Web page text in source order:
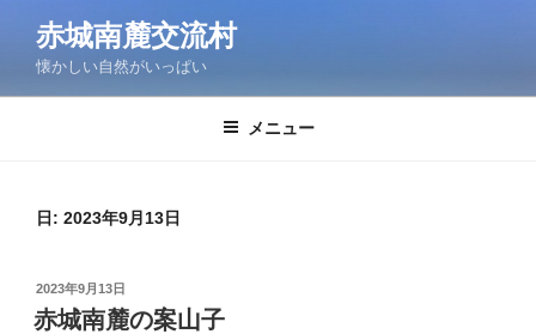
ン
赤城南麓交流村
懐かしい自然がいっぱい
メニュー
日: 2023年9月13日
投
稿
日:
2023年9月13日
赤城南麓の案山子